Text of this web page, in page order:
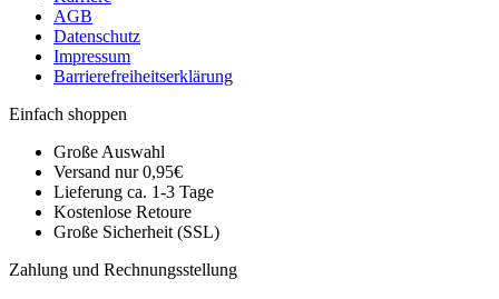
AGB
Datenschutz
Impressum
Barrierefreiheitserklärung
Einfach shoppen
Große Auswahl
Versand nur 0,95€
Lieferung ca. 1-3 Tage
Kostenlose Retoure
Große Sicherheit (SSL)
Zahlung und Rechnungsstellung